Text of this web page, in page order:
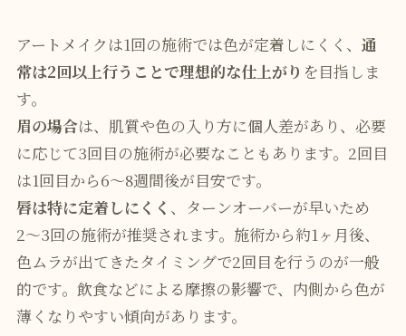
アートメイクは1回の施術では色が定着しにくく、 通
常は2回以上行うことで理想的な仕上がり を目指しま
す。
眉の場合は、肌質や色の入り方に個人差があり、必要
に応じて3回目の施術が必要なこともあります。2回目
は1回目から6〜8週間後が目安です。
唇は特に定着しにくく 、ターンオーバーが早いため
2〜3回の施術が推奨されます。施術から約1ヶ月後、
色ムラが出てきたタイミングで2回目を行うのが一般
的です。飲食などによる摩擦の影響で、内側から色が
薄くなりやすい傾向があります。